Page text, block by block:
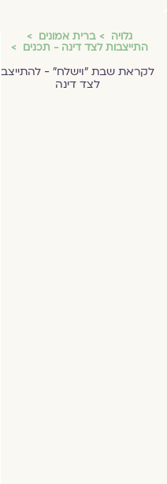
גלויה ברית אמונים
התייצבות לצד דינה - תכנים
לקראת שבת ״וישלח״ - להתייצב
לצד דינה